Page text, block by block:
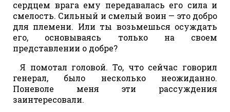
сердцем врага ему передавалась его сила и
смелость. Сильный и смелый воин — это добро
для племени. Или ты возьмешься осуждать
его, основываясь только на своем
представлении о добре?
Я помотал головой. То, что сейчас говорил
генерал, было несколько неожиданно.
Поневоле меня эти рассуждения
заинтересовали.